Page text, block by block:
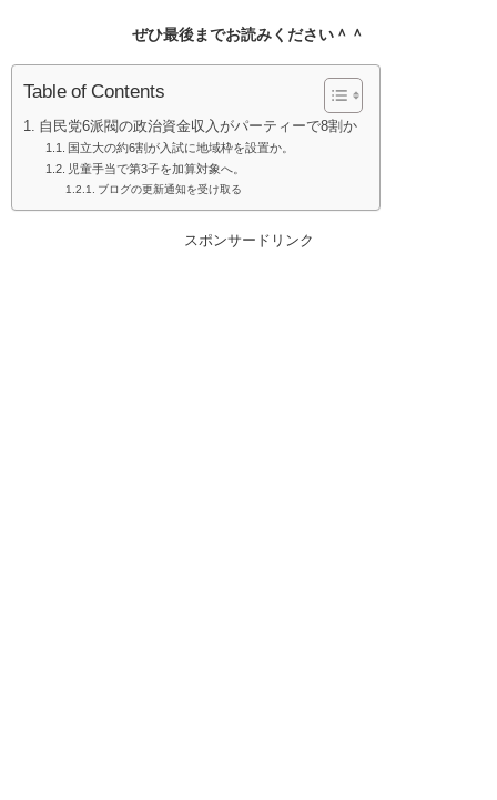
ぜひ最後までお読みください＾＾
Table of Contents
自民党6派閥の政治資金収入がパーティーで8割か
国立大の約6割が入試に地域枠を設置か。
児童手当で第3子を加算対象へ。
ブログの更新通知を受け取る
スポンサードリンク